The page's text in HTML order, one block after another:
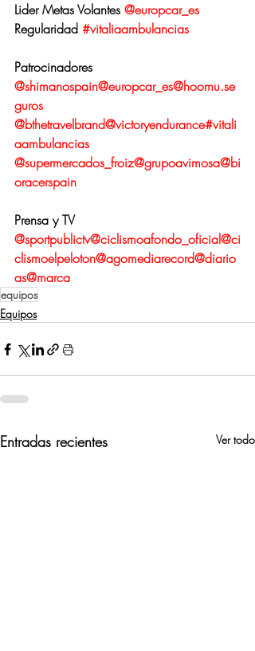
Lider Metas Volantes @europcar_es
Regularidad #vitaliaambulancias
Patrocinadores
@shimanospain@europcar_es@hoomu.se
guros
@bthetravelbrand@victoryendurance#vitali
aambulancias
@supermercados_froiz@grupoavimosa@bi
oracerspain
Prensa y TV
@sportpublictv@ciclismoafondo_oficial@ci
clismoelpeloton@agomediarecord@diario
as@marca
equipos
Equipos
Entradas recientes Ver todo